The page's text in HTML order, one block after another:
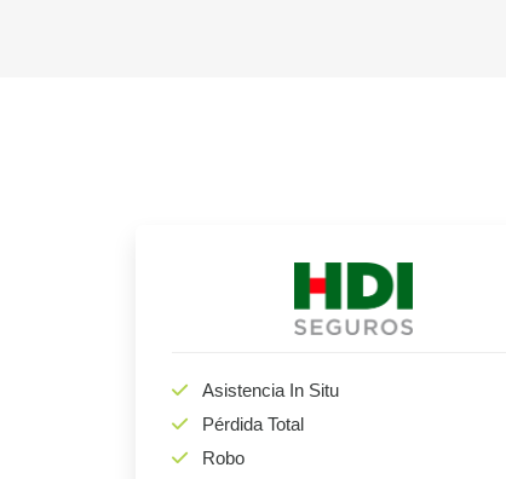
Asistencia In Situ
Pérdida Total
Robo